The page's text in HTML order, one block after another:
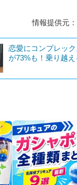
情報提供元：
恋愛にコンプレッ
が73%も！乗り越